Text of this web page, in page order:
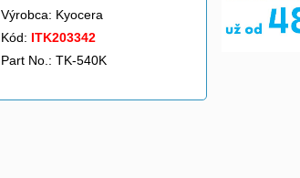
Výrobca: Kyocera
Kód: ITK203342
Part No.: TK-540K